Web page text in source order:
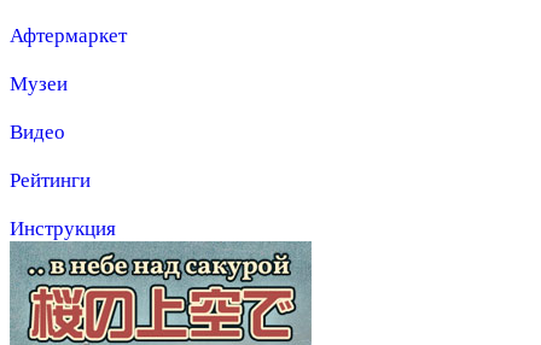
Афтермаркет
Музеи
Видео
Рейтинги
Инструкция